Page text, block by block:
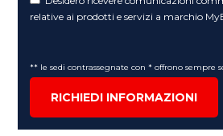
relative ai prodotti e servizi a marchio
** le sedi contrassegnate con * offrono sempre
RICHIEDI INFORMAZIONI